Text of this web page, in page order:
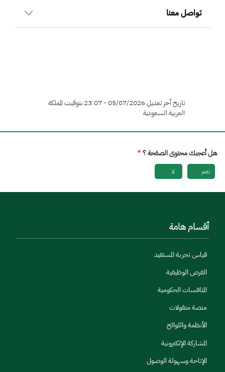
تواصل معنا
تاريخ آخر تعديل 05/07/2026 - 23:07 بتوقيت المملكة
العربية السعودية
هل أعجبك محتوى الصفحة ؟
نعم لا
أقسام هامة
قياس تجربة المستفيد
الفرص الوظيفية
المنافسات الحكومية
منصة منقولات
الأنظمة واللوائح
المشاركة الإلكترونية
الإتاحة وسهولة الوصول